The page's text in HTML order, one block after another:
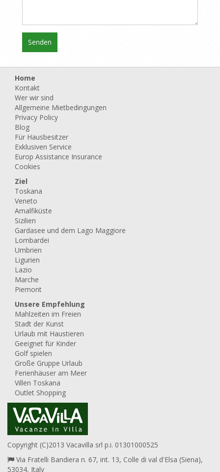
Home
Kontakt
Wer wir sind
Allgemeine Mietbedingungen
Privacy Policy
Blog
Für Hausbesitzer
Exklusiven Service
Europ Assistance Insurance
Cookies
Ziel
Toskana
Veneto
Amalfiküste
Sizilien
Gardasee und dem Lago Maggiore
Lombardei
Umbrien
Ligurien
Lazio
Marche
Piemont
Unsere Empfehlung
Mahlzeiten im Freien
Stadt der Kunst
Urlaub mit Haustieren
Geeignet für Kinder
Golf spielen
Große Gruppe Urlaub
Ferienhäuser am Meer
Villen Toskana
Outlet Shopping
Copyright (C)2013 Vacavilla srl p.i. 01301000525
Via Fratelli Bandiera n. 67, int. 13, Colle di val d'Elsa (Siena),
53034, Italy